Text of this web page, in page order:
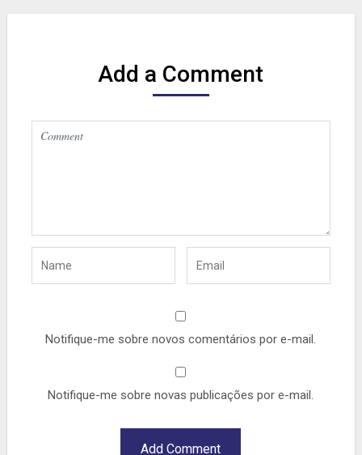
Add a Comment
Notifique-me sobre novos comentários por e-mail.
Notifique-me sobre novas publicações por e-mail.